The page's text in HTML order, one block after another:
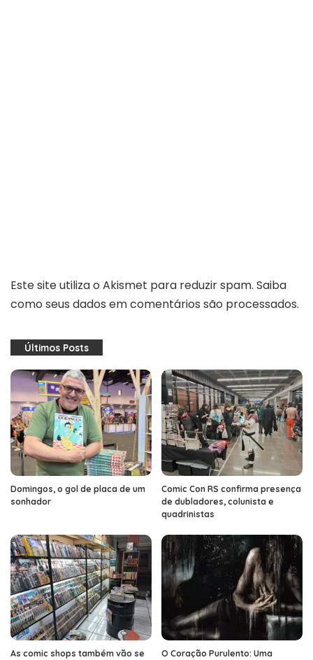
Este site utiliza o Akismet para reduzir spam. Saiba
como seus dados em comentários são processados.
Últimos Posts
Domingos, o gol de placa de um
sonhador
Comic Con RS confirma presença
de dubladores, colunista e
quadrinistas
As comic shops também vão se
O Coração Purulento: Uma